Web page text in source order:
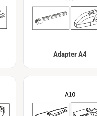
Adapter A4